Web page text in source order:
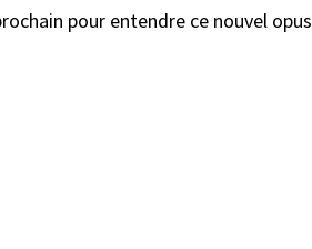
pour entendre ce nouvel opus